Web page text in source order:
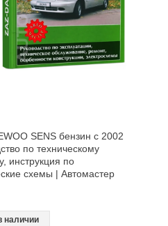
SENS бензин с 2002
по техническому
инструкция по
схемы | Автомастер
наличии